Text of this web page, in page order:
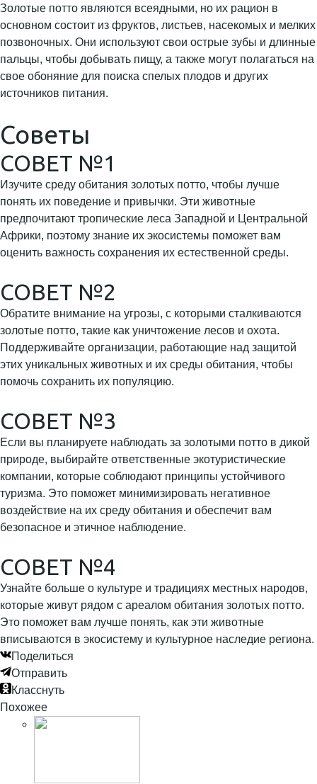
Золотые потто являются всеядными, но их рацион в
основном состоит из фруктов, листьев, насекомых и мелких
позвоночных. Они используют свои острые зубы и длинные
пальцы, чтобы добывать пищу, а также могут полагаться на
свое обоняние для поиска спелых плодов и других
источников питания.
Советы
СОВЕТ №1
Изучите среду обитания золотых потто, чтобы лучше
понять их поведение и привычки. Эти животные
предпочитают тропические леса Западной и Центральной
Африки, поэтому знание их экосистемы поможет вам
оценить важность сохранения их естественной среды.
СОВЕТ №2
Обратите внимание на угрозы, с которыми сталкиваются
золотые потто, такие как уничтожение лесов и охота.
Поддерживайте организации, работающие над защитой
этих уникальных животных и их среды обитания, чтобы
помочь сохранить их популяцию.
СОВЕТ №3
Если вы планируете наблюдать за золотыми потто в дикой
природе, выбирайте ответственные экотуристические
компании, которые соблюдают принципы устойчивого
туризма. Это поможет минимизировать негативное
воздействие на их среду обитания и обеспечит вам
безопасное и этичное наблюдение.
СОВЕТ №4
Узнайте больше о культуре и традициях местных народов,
которые живут рядом с ареалом обитания золотых потто.
Это поможет вам лучше понять, как эти животные
вписываются в экосистему и культурное наследие региона.
Поделиться
Отправить
Класснуть
Похожее